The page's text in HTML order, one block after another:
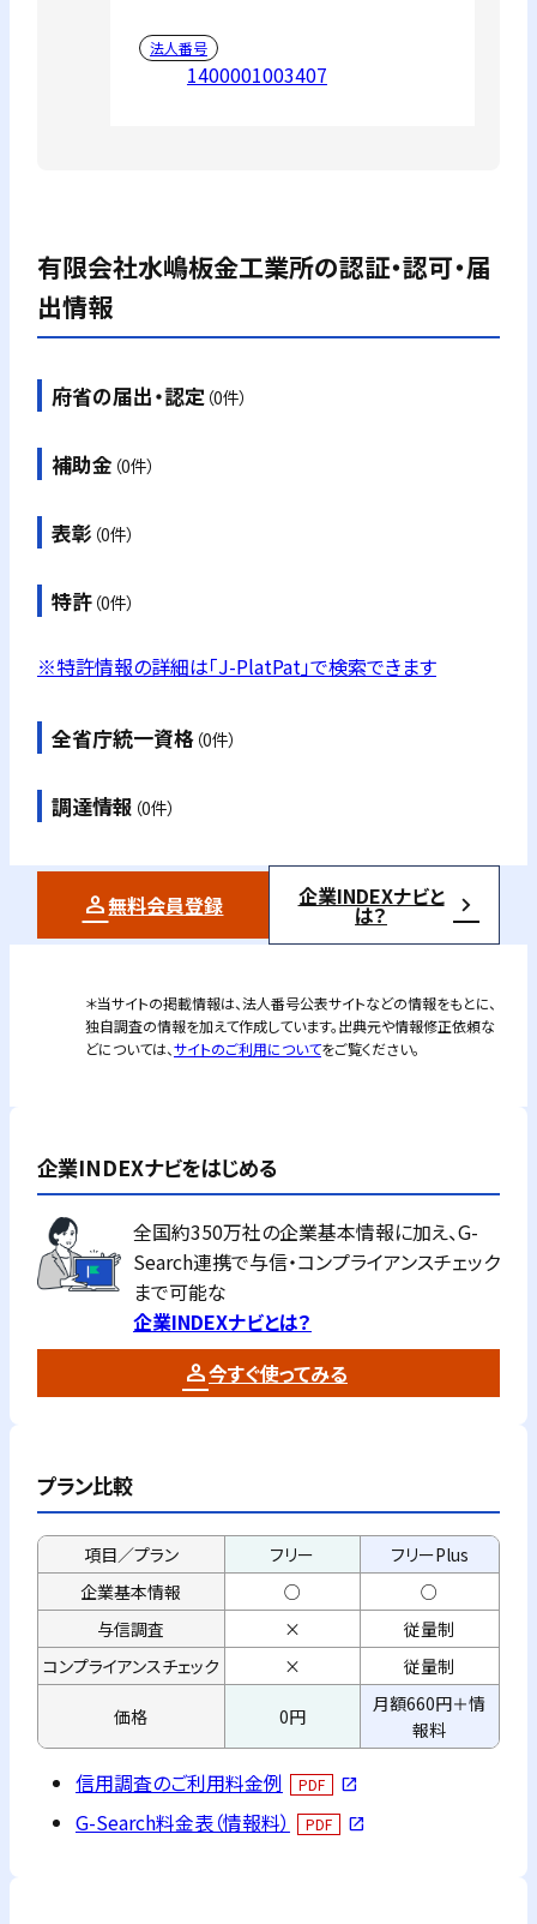
法人番号
1400001003407
有限会社水嶋板金工業所の認証・認可・届
出情報
府省の届出・認定 （0件）
補助金 （0件）
表彰 （0件）
特許（0件）
※特許情報の詳細は「J-PlatPat」で検索できます
全省庁統一資格（0件）
調達情報 （0件）
無料会員登録 企業INDEXナビと
は？
＊当サイトの掲載情報は、法人番号公表サイトなどの情報をもとに、
独自調査の情報を加えて作成しています。出典元や情報修正依頼な
どについては、サイトのご利用についてをご覧ください。
企業INDEXナビをはじめる
全国約350万社の企業基本情報に加え、G-
Search連携で与信・コンプライアンスチェック
まで可能な
企業INDEXナビとは？
今すぐ使ってみる
プラン比較
項目／プラン フリー
フリーPlus
企業基本情報
○
○
与信調査
×
従量制
コンプライアンスチェック × 従量制
価格 0円
月額660円＋情
報料
信用調査のご利用料金例 PDF open_in_new
G-Search料金表（情報料） PDF open_in_new